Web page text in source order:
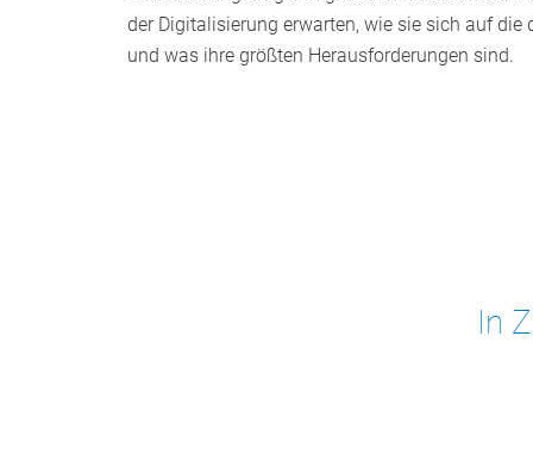
der Digitalisierung erwarten, wie sie sich auf
und was ihre größten Herausforderungen sind.
In